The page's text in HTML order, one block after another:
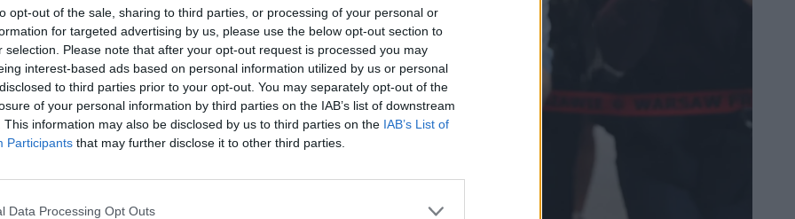
opt-out of the sale, sharing to third parties, or processing of your personal or
for targeted advertising by us, please use the below opt-out section to
selection. Please note that after your opt-out request is processed you may
interest-based ads based on personal information utilized by us or personal
to third parties prior to your opt-out. You may separately opt-out of the
of your personal information by third parties on the IAB’s list of downstream
This information may also be disclosed by us to third parties on the IAB’s List of
Participants that may further disclose it to other third parties.
Data Processing Opt Outs